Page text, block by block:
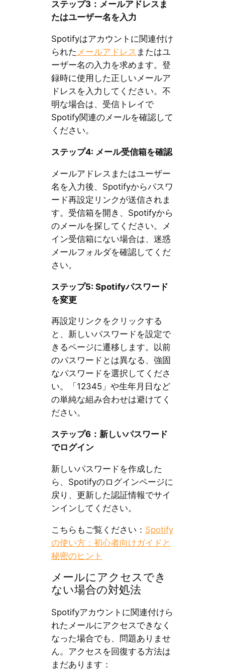
ステップ3：メールアドレスま
たはユーザー名を入力
Spotifyはアカウントに関連付け
られた メールアドレス またはユ
ーザー名の入力を求めます。登
録時に使用した正しいメールア
ドレスを入力してください。不
明な場合は、受信トレイで
Spotify関連のメールを確認して
ください。
ステップ4: メール受信箱を確認
メールアドレスまたはユーザー
名を入力後、Spotifyからパスワ
ード再設定リンクが送信されま
す。受信箱を開き、Spotifyから
のメールを探してください。メ
イン受信箱にない場合は、迷惑
メールフォルダを確認してくだ
さい。
ステップ5: Spotifyパスワード
を変更
再設定リンクをクリックする
と、新しいパスワードを設定で
きるページに遷移します。以前
のパスワードとは異なる、強固
なパスワードを選択してくださ
い。「12345」や生年月日など
の単純な組み合わせは避けてく
ださい。
ステップ6：新しいパスワード
でログイン
新しいパスワードを作成した
ら、Spotifyのログインページに
戻り、更新した認証情報でサイ
ンインしてください。
こちらもご覧ください： Spotify
の使い方：初心者向けガイドと
秘密のヒント
メールにアクセスでき
ない場合の対処法
Spotifyアカウントに関連付けら
れたメールにアクセスできなく
なった場合でも、問題ありませ
ん。アクセスを回復する方法は
まだあります：